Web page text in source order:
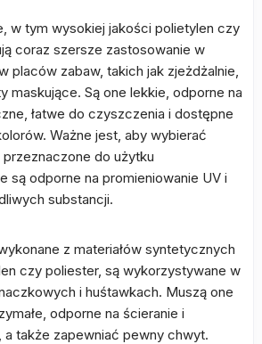
w tym wysokiej jakości polietylen czy
coraz szersze zastosowanie w
placów zabaw, takich jak zjeżdżalnie,
maskujące. Są one lekkie, odporne na
łatwe do czyszczenia i dostępne
Ważne jest, aby wybierać
do użytku
są odporne na promieniowanie UV i
substancji.
z materiałów syntetycznych
czy poliester, są wykorzystywane w
i huśtawkach. Muszą one
odporne na ścieranie i
a także zapewniać pewny chwyt.